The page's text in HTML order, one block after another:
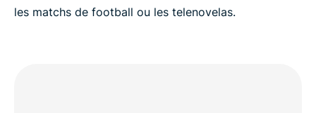
FAQ sur les VPN pour l’Argentine
les matchs de football ou les telenovelas.